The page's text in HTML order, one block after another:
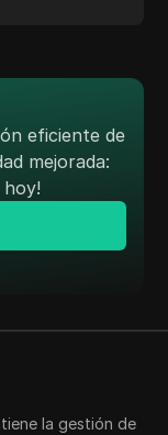
eficiente de
mejorada:
hoy!
la gestión de